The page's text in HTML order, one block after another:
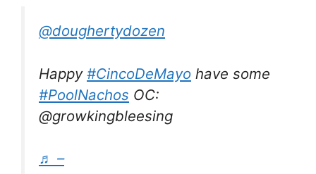
@doughertydozen
Happy #CincoDeMayo have some
#PoolNachos OC:
@growkingbleesing
♬ –